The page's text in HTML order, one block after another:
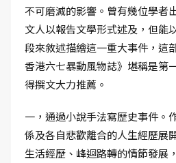
不可磨滅的影響。曾有幾位學者
文人以報告文學形式述及，但能
段來敘述描繪這一重大事件，
香港六七暴動風物誌》堪稱是第
得撰文大力推薦。
一，通過小說手法寫歷史事件。
係及各自悲歡離合的人生經歷展
生活經歷、峰迴路轉的情節發展